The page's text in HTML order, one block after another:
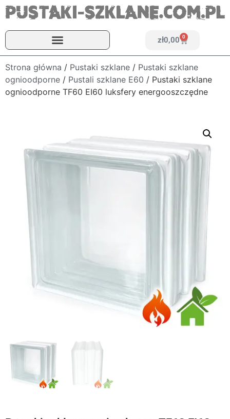
zł0,00 0
Strona główna / Pustaki szklane / Pustaki szklane
ognioodporne / Pustali szklane E60 / Pustaki szklane
ognioodporne TF60 EI60 luksfery energooszczędne